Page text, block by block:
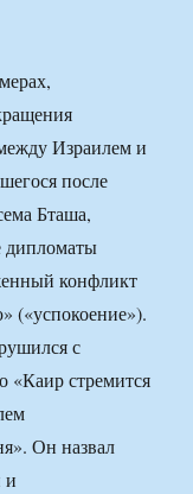
Израилем и
после
Бташа,
дипломаты
конфликт
(«успокоение»).
с
«Каир стремится
Он назвал
и